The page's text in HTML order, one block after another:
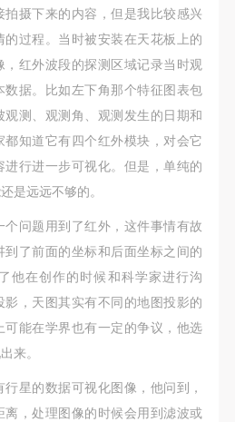
摄下来的内容，但是我比较感兴
的过程。当时被安装在天花板上的
红外波段的探测区域记录当时观
据。比如左下角那个特征图表包
测、观测角、观测发生的日期和
都知道它有四个红外模块，对会它
进行进一步可视化。但是，单纯的
是远远不够的。
个问题用到了红外，这件事情有故
了前面的坐标和后面坐标之间的
他在创作的时候和科学家进行沟
，天图其实有不同的地图投影的
能在学界也有一定的争议，他选
来。
星的数据可视化图像，他问到，
离，处理图像的时候会用到滤波或